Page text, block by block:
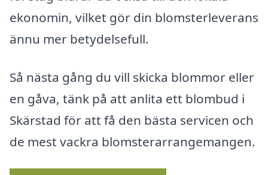
ekonomin, vilket gör din blomsterleverans
ännu mer betydelsefull.
Så nästa gång du vill skicka blommor eller
en gåva, tänk på att anlita ett blombud i
Skärstad för att få den bästa servicen och
de mest vackra blomsterarrangemangen.